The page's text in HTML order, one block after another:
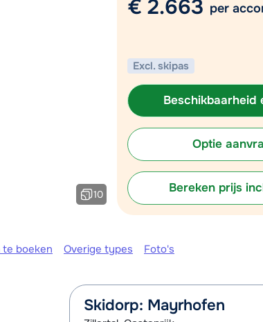
Vul het contactformulier in
We zijn er vandaag tot 17:30 uur.
10
€ 2.663 per
Excl. skipas
Beschikbaarheid
Optie
Bereken prijs
te boeken Overige types Foto's
Skidorp: Mayrhofen